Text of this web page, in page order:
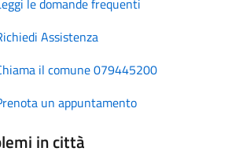
Assistenza
il comune 079445200
un appuntamento
in città